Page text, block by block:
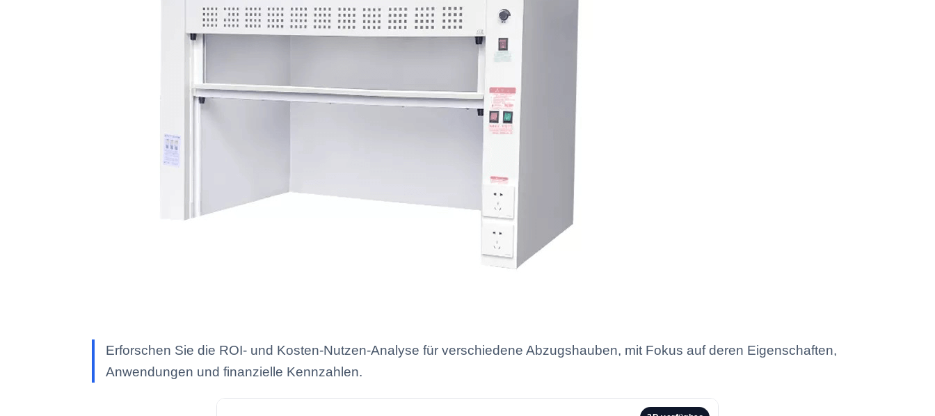
Erforschen Sie die ROI- und Kosten-Nutzen-Analyse für verschiedene Abzugshauben, mit Fokus auf deren Eigenschaften,
Anwendungen und finanzielle Kennzahlen.